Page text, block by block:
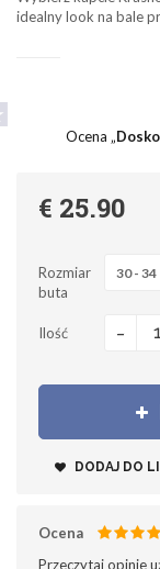
idealny look na bale
Ocena „
€ 25.90
Rozmiar
buta
30 - 34
Ilość -
DODAJ DO
Ocena
Przeczytaj opinie